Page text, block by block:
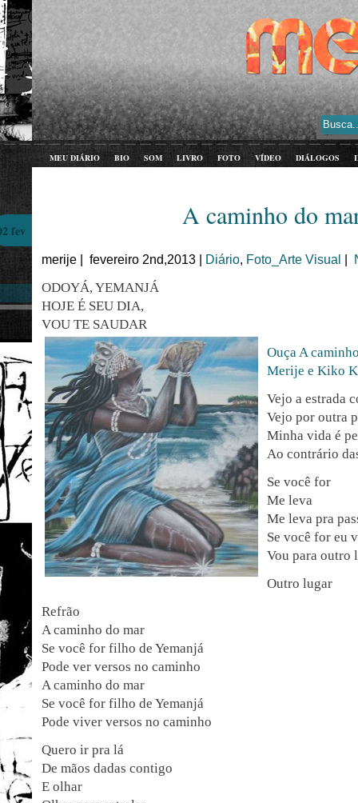
MEU DIÁRIO BIO SOM LIVRO FOTO VÍDEO DIÁLOGOS
A caminho do
fev
merije | fevereiro 2nd,2013 | Diário, Foto_Arte Visual
ODOYÁ, YEMANJÁ
HOJE É SEU DIA,
VOU TE SAUDAR
Ouça A
Merije e Kiko
Vejo a estrada
Vejo por outra
Minha vida é
Ao contrário
Se você for
Me leva
Me leva pra
Se você for eu
Vou para outro
Outro lugar
Refrão
A caminho do mar
Se você for filho de Yemanjá
Pode ver versos no caminho
A caminho do mar
Se você for filho de Yemanjá
Pode viver versos no caminho
Quero ir pra lá
De mãos dadas contigo
E olhar